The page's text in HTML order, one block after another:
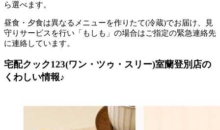
ら選べます。
昼食・夕食は異なるメニューを作りたて(冷蔵)でお届け、見
守りサービスを行い「もしも」の場合はご指定の緊急連絡先
に連絡しています。
宅配クック123(ワン・ツゥ・スリー)室蘭登別店の
くわしい情報♪